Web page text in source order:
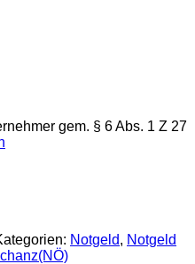
gem. § 6 Abs. 1 Z 27
Notgeld, Notgeld